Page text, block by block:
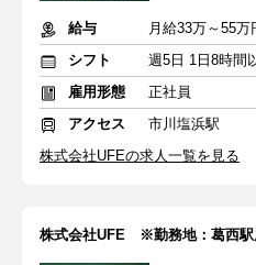
給与
月給33万～55
シフト
週5日 1日8時間
雇用形態
正社員
アクセス
市川塩浜駅
株式会社UFEの求人一覧を見る
株式会社UFE ※勤務地：葛西駅